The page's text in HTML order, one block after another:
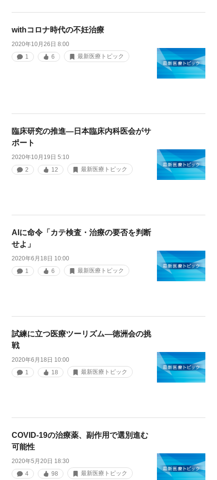
withコロナ時代の不妊治療
2020年10月26日 8:00
1
6 最新医療トピック
臨床研究の推進―日本臨床内科医会がサ
ポート
2020年10月19日 5:10
2
12 最新医療トピック
AIに命令「カテ検査・治療の要否を判断
せよ」
2020年6月18日 10:00
1
6 最新医療トピック
試練に立つ医療ツーリズム―徳洲会の挑
戦
2020年6月18日 10:00
1
18 最新医療トピック
COVID-19の治療薬、副作用で選別進む
可能性
2020年5月20日 18:30
4
98 最新医療トピック